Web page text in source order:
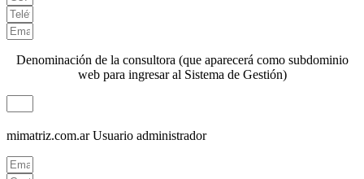
Denominación de la consultora (que aparecerá como subdominio
web para ingresar al Sistema de Gestión)
mimatriz.com.ar Usuario administrador